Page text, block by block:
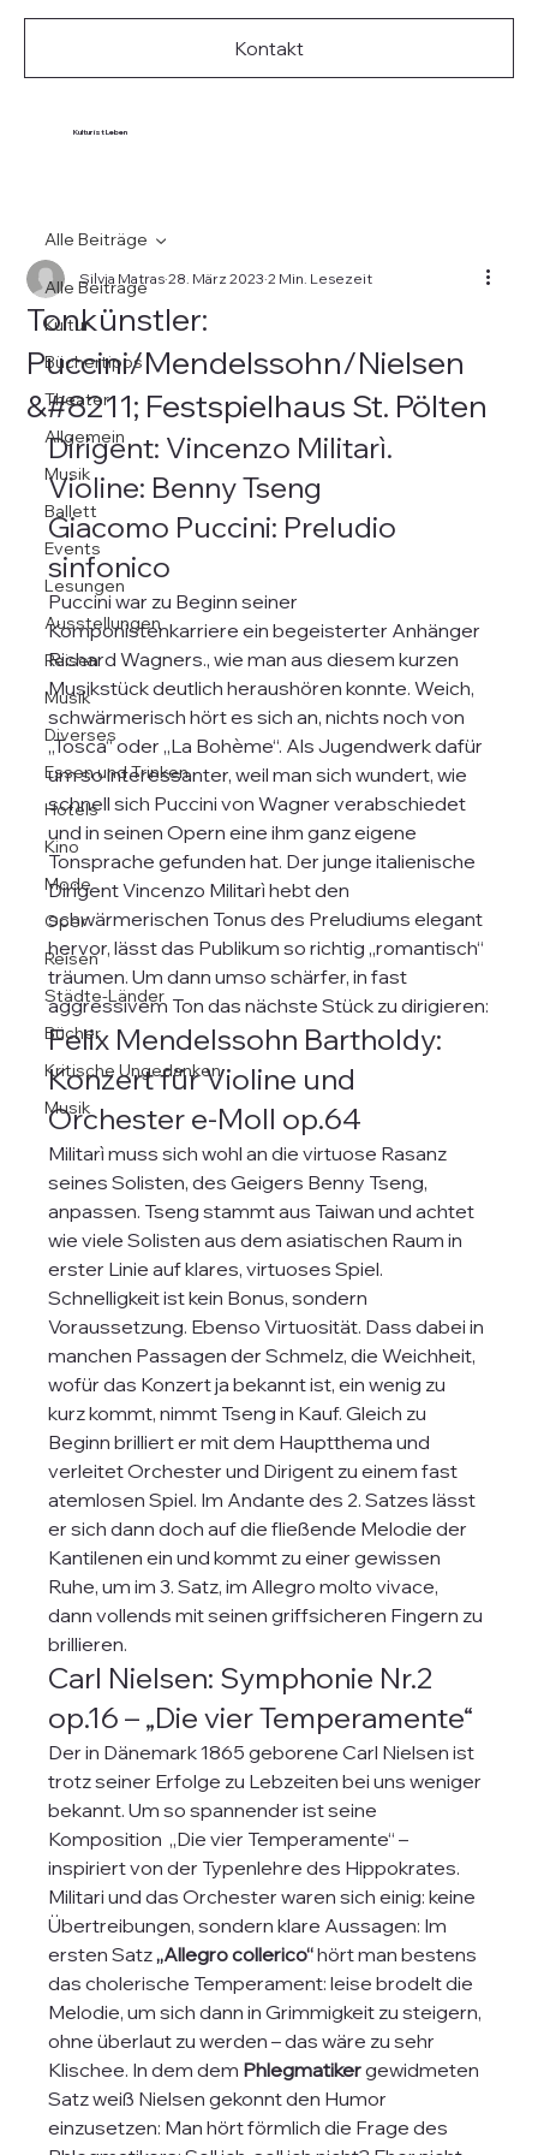
Kultur ist Leben
Kontakt
Alle Beiträge
Kultur
Büchertipps
Theater
Allgemein
Musik
Ballett
Events
Lesungen
Ausstellungen
Reisen
Musik
Diverses
Essen und Trinken
Hotels
Kino
Mode
Oper
Reisen
Städte-Länder
Bücher
Kritische Ungedanken
Musik
Alle Beiträge
Tonkünstler:
Puccini/Mendelssohn/Nielsen
&#8211; Festspielhaus St. Pölten
Silvia Matras 28. März 2023 2 Min. Lesezeit
Dirigent: Vincenzo Militarì.
Violine: Benny Tseng
Giacomo Puccini: Preludio
sinfonico
Puccini war zu Beginn seiner
Komponistenkarriere ein begeisterter Anhänger
Richard Wagners., wie man aus diesem kurzen
Musikstück deutlich heraushören konnte. Weich,
schwärmerisch hört es sich an, nichts noch von
„Tosca“ oder „La Bohème“. Als Jugendwerk dafür
um so interessanter, weil man sich wundert, wie
schnell sich Puccini von Wagner verabschiedet
und in seinen Opern eine ihm ganz eigene
Tonsprache gefunden hat. Der junge italienische
Dirigent Vincenzo Militarì hebt den
schwärmerischen Tonus des Preludiums elegant
hervor, lässt das Publikum so richtig „romantisch“
träumen. Um dann umso schärfer, in fast
aggressivem Ton das nächste Stück zu dirigieren:
Felix Mendelssohn Bartholdy:
Konzert für Violine und
Orchester e-Moll op.64
Militarì muss sich wohl an die virtuose Rasanz
seines Solisten, des Geigers Benny Tseng,
anpassen. Tseng stammt aus Taiwan und achtet
wie viele Solisten aus dem asiatischen Raum in
erster Linie auf klares, virtuoses Spiel.
Schnelligkeit ist kein Bonus, sondern
Voraussetzung. Ebenso Virtuosität. Dass dabei in
manchen Passagen der Schmelz, die Weichheit,
wofür das Konzert ja bekannt ist, ein wenig zu
kurz kommt, nimmt Tseng in Kauf. Gleich zu
Beginn brilliert er mit dem Hauptthema und
verleitet Orchester und Dirigent zu einem fast
atemlosen Spiel. Im Andante des 2. Satzes lässt
er sich dann doch auf die fließende Melodie der
Kantilenen ein und kommt zu einer gewissen
Ruhe, um im 3. Satz, im Allegro molto vivace,
dann vollends mit seinen griffsicheren Fingern zu
brillieren.
Carl Nielsen: Symphonie Nr.2
op.16 – „Die vier Temperamente“
Der in Dänemark 1865 geborene Carl Nielsen ist
trotz seiner Erfolge zu Lebzeiten bei uns weniger
bekannt. Um so spannender ist seine
Komposition  „Die vier Temperamente“ –
inspiriert von der Typenlehre des Hippokrates.
Militari und das Orchester waren sich einig: keine
Übertreibungen, sondern klare Aussagen: Im
ersten Satz „Allegro collerico“ hört man bestens
das cholerische Temperament: leise brodelt die
Melodie, um sich dann in Grimmigkeit zu steigern,
ohne überlaut zu werden – das wäre zu sehr
Klischee. In dem dem Phlegmatiker gewidmeten
Satz weiß Nielsen gekonnt den Humor
einzusetzen: Man hört förmlich die Frage des